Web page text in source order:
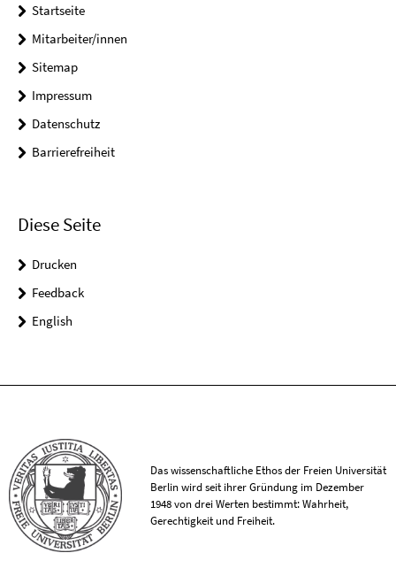
Startseite
Mitarbeiter/innen
Sitemap
Impressum
Datenschutz
Barrierefreiheit
Diese Seite
Drucken
Feedback
English
Das wissenschaftliche Ethos der Freien Universität
Berlin wird seit ihrer Gründung im Dezember
1948 von drei Werten bestimmt: Wahrheit,
Gerechtigkeit und Freiheit.